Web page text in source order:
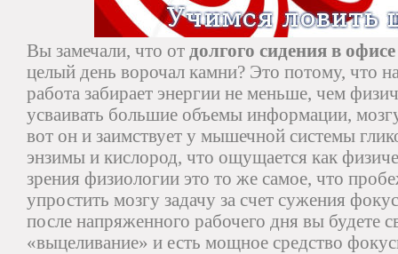
Вы замечали, что от долгого сидения в офисе
целый день ворочал камни? Это потому, что
работа забирает энергии не меньше, чем
усваивать большие объемы информации,
вот он и заимствует у мышечной системы
энзимы и кислород, что ощущается как
зрения физиологии это то же самое, что
упростить мозгу задачу за счет сужения
после напряженного рабочего дня вы будете
«выцеливание» и есть мощное средство